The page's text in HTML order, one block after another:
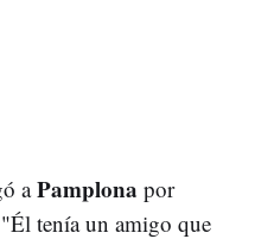
aPamplona por
tenía un amigo que